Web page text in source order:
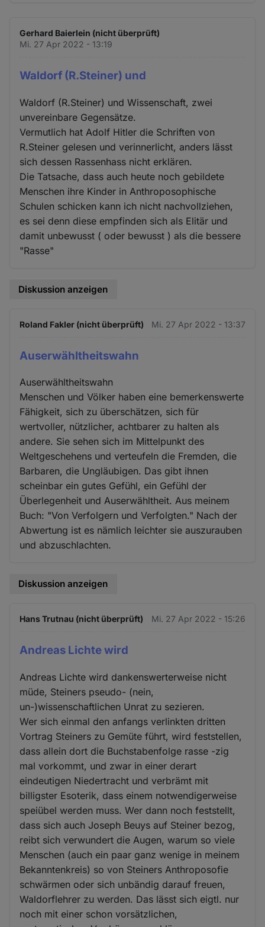
Gerhard Baierlein (nicht überprüft)
Mi. 27 Apr 2022 - 13:19
Waldorf (R.Steiner) und
Waldorf (R.Steiner) und Wissenschaft, zwei
unvereinbare Gegensätze.
Vermutlich hat Adolf Hitler die Schriften von
R.Steiner gelesen und verinnerlicht, anders lässt
sich dessen Rassenhass nicht erklären.
Die Tatsache, dass auch heute noch gebildete
Menschen ihre Kinder in Anthroposophische
Schulen schicken kann ich nicht nachvollziehen,
es sei denn diese empfinden sich als Elitär und
damit unbewusst ( oder bewusst ) als die bessere
"Rasse"
Diskussion anzeigen
Roland Fakler (nicht überprüft) Mi. 27 Apr 2022 - 13:37
Auserwähltheitswahn
Auserwähltheitswahn
Menschen und Völker haben eine bemerkenswerte
Fähigkeit, sich zu überschätzen, sich für
wertvoller, nützlicher, achtbarer zu halten als
andere. Sie sehen sich im Mittelpunkt des
Weltgeschehens und verteufeln die Fremden, die
Barbaren, die Ungläubigen. Das gibt ihnen
scheinbar ein gutes Gefühl, ein Gefühl der
Überlegenheit und Auserwähltheit. Aus meinem
Buch: "Von Verfolgern und Verfolgten." Nach der
Abwertung ist es nämlich leichter sie auszurauben
und abzuschlachten.
Diskussion anzeigen
Hans Trutnau (nicht überprüft) Mi. 27 Apr 2022 - 15:26
Andreas Lichte wird
Andreas Lichte wird dankenswerterweise nicht
müde, Steiners pseudo- (nein,
un-)wissenschaftlichen Unrat zu sezieren.
Wer sich einmal den anfangs verlinkten dritten
Vortrag Steiners zu Gemüte führt, wird feststellen,
dass allein dort die Buchstabenfolge rasse -zig
mal vorkommt, und zwar in einer derart
eindeutigen Niedertracht und verbrämt mit
billigster Esoterik, dass einem notwendigerweise
speiübel werden muss. Wer dann noch feststellt,
dass sich auch Joseph Beuys auf Steiner bezog,
reibt sich verwundert die Augen, warum so viele
Menschen (auch ein paar ganz wenige in meinem
Bekanntenkreis) so von Steiners Anthroposofie
schwärmen oder sich unbändig darauf freuen,
Waldorflehrer zu werden. Das lässt sich eigtl. nur
noch mit einer schon vorsätzlichen,